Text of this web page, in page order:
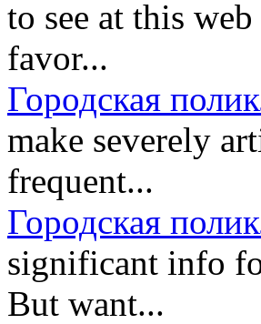
to see at this
favor...
Городская
make severely
frequent...
Городская
significant info
But want...